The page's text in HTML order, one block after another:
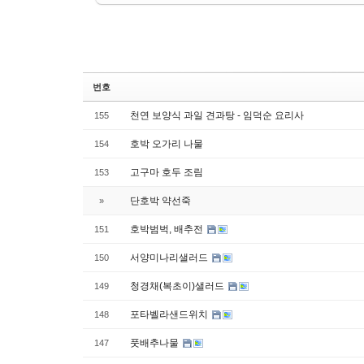
번호
155 천연 보양식 과일 견과탕 - 임덕순 요리사
154 호박 오가리 나물
153 고구마 호두 조림
» 단호박 약선죽
151 호박범벅, 배추전
150 서양미나리샐러드
149 청경채(복초이)샐러드
148 포타벨라샌드위치
147 풋배추나물